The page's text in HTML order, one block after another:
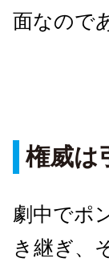
面なので
権威は
劇中でポ
き継ぎ、